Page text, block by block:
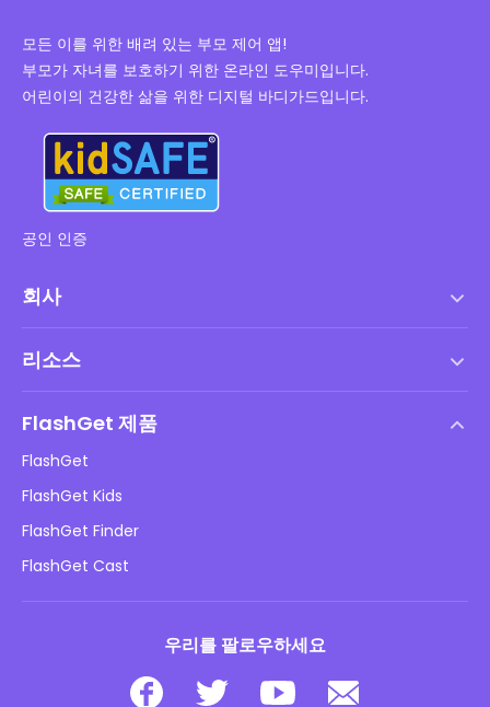
모든 이를 위한 배려 있는 부모 제어 앱!
부모가 자녀를 보호하기 위한 온라인 도우미입니다.
어린이의 건강한 삶을 위한 디지털 바디가드입니다.
공인 인증
회사
DMCA 정책
개인정보 처리방침
광고 정책
내 정보를 판매하지 마십시오
리소스
아동 온라인 안전
다운로드
FlashGet 제품
FlashGet
FlashGet Kids
FlashGet Finder
FlashGet Cast
우리를 팔로우하세요